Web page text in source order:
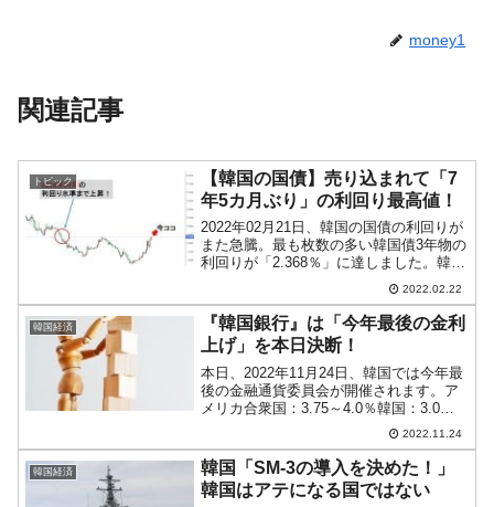
money1
関連記事
トピック
【韓国の国債】売り込まれて「7
年5カ月ぶり」の利回り最高値！
2022年02月21日、韓国の国債の利回りが
また急騰。最も枚数の多い韓国債3年物の
利回りが「2.368％」に達しました。韓国
債の利回りが上昇しているというのは、
人気がなく、売却されていることを示し
ています。以下が3年物の利回りチャート
です（...
2022.02.22
韓国経済
『韓国銀行』は「今年最後の金利
上げ」を本日決断！
本日、2022年11月24日、韓国では今年最
後の金融通貨委員会が開催されます。ア
メリカ合衆国：3.75～4.0％韓国：3.0％
アメリカ合衆国と韓国の政策金利の差は
上掲のとおり、上限では「1.0％」となっ
ています。資金流出につながらないよ
う、...
2022.11.24
韓国経済
韓国「SM-3の導入を決めた！」
韓国はアテになる国ではない